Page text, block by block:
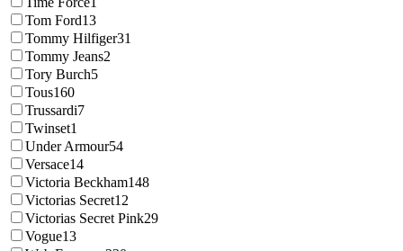
Tom Ford13
Tommy Hilfiger31
Tommy Jeans2
Tory Burch5
Tous160
Trussardi7
Twinset1
Under Armour54
Versace14
Victoria Beckham148
Victorias Secret12
Victorias Secret Pink29
Vogue13